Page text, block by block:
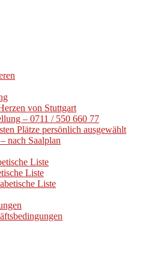
von Stuttgart
– 0711 / 550 660 77
Plätze persönlich ausgewählt
nach Saalplan
Liste
Liste
Liste